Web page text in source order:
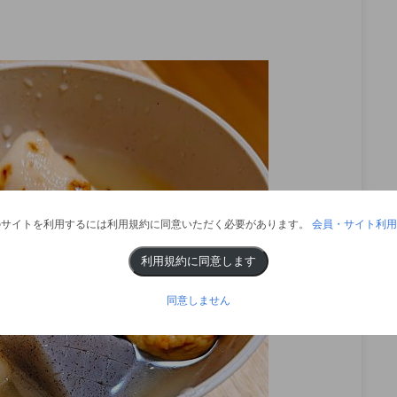
イトを利用するには利用規約に同意いただく必要があります。 会員・サイト利
利用規約に同意します
同意しません